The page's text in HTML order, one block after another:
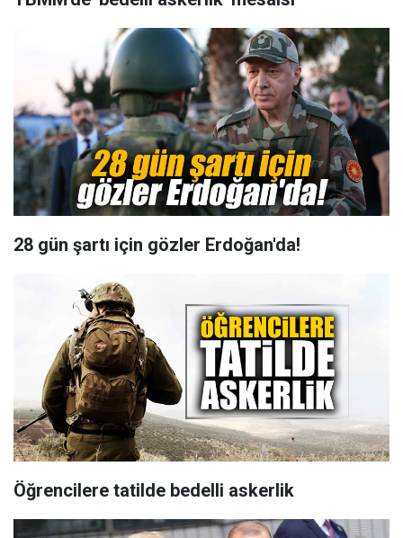
28 gün şartı için gözler Erdoğan'da!
Öğrencilere tatilde bedelli askerlik